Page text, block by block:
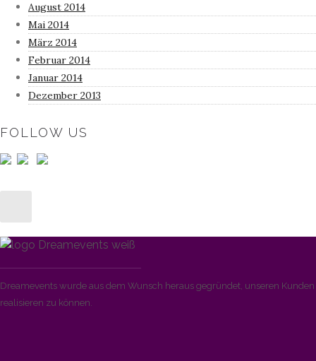
August 2014
Mai 2014
März 2014
Februar 2014
Januar 2014
Dezember 2013
FOLLOW US
Dreamevents wurde aus dem Wunsch heraus gegründet, unseren
realisieren zu können.